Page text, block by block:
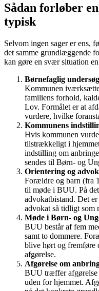
Sådan forløber
typisk
Selvom ingen sager er ens,
det samme grundlæggende
kan gøre en svær situation
Børnefaglig
Kommunen
familiens forhold,
Lov. Formålet er at
vurdere, hvilke
Kommunens
Hvis kommunen
tilstrækkeligt i
indstilling om
sendes til Børn- og
Orientering og
Forældre og barn (fra
til møde i BUU. På
advokatbistand. Det
advokat så tidligt som
Møde i Børn- og
BUU består af fem
samt to dommere.
blive hørt og fremføre
afgørelse.
Afgørelse om
BUU træffer afgørelse
uden for hjemmet.